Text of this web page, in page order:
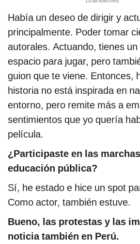
Había un deseo de dirigir y
principalmente. Poder tomar
autorales. Actuando, tienes
espacio para jugar, pero
guion que te viene. Entonces,
historia no está inspirada en
entorno, pero remite más a
sentimientos que yo quería
película.
¿Participaste en las
educación pública?
Sí, he estado e hice un spot
Como actor, también estuve.
Bueno, las protestas y las
noticia también en Perú.